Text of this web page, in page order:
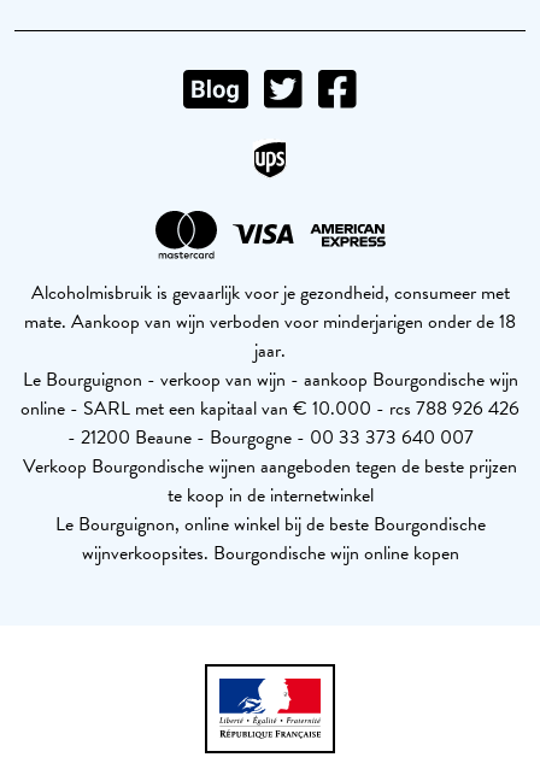
Alcoholmisbruik is gevaarlijk voor je gezondheid, consumeer met
mate. Aankoop van wijn verboden voor minderjarigen onder de 18
jaar.
Le Bourguignon - verkoop van wijn - aankoop Bourgondische wijn
online - SARL met een kapitaal van € 10.000 - rcs 788 926 426
- 21200 Beaune - Bourgogne - 00 33 373 640 007
Verkoop Bourgondische wijnen aangeboden tegen de beste prijzen
te koop in de internetwinkel
Le Bourguignon, online winkel bij de beste Bourgondische
wijnverkoopsites. Bourgondische wijn online kopen